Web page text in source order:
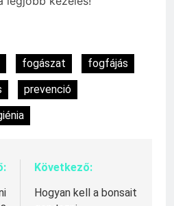
fogászat
fogfájás
prevenció
Következő:
Hogyan kell a bonsait